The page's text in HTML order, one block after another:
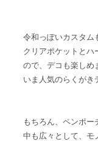
令和っぽいカスタム
クリアポケットとハ
ので、デコも楽しめ
いま人気のらくがき
もちろん、ペンポー
中も広々として、モ